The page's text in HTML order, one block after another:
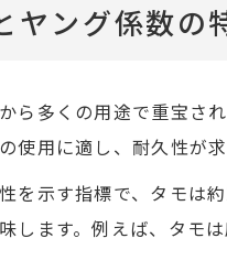
ヤング係数の
ら多くの用途で重宝さ
使用に適し、耐久性が
を示す指標で、タモは
します。例えば、タモ